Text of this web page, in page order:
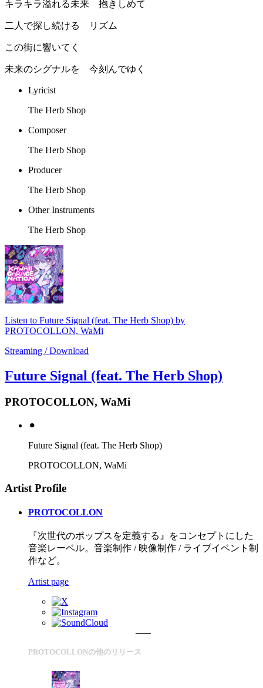
キラキラ溢れる未来 抱きしめて
二人で探し続ける リズム
この街に響いてく
未来のシグナルを 今刻んでゆく
Lyricist
The Herb Shop
Composer
The Herb Shop
Producer
The Herb Shop
Other Instruments
The Herb Shop
Listen to Future Signal (feat. The Herb Shop) by
PROTOCOLLON, WaMi
Streaming / Download
Future Signal (feat. The Herb Shop)
PROTOCOLLON, WaMi
⚫︎
Future Signal (feat. The Herb Shop)
PROTOCOLLON, WaMi
Artist Profile
PROTOCOLLON
『次世代のポップスを定義する』をコンセプトにした
音楽レーベル。音楽制作 / 映像制作 / ライブイベント制
作など。
Artist page
PROTOCOLLONの他のリリース